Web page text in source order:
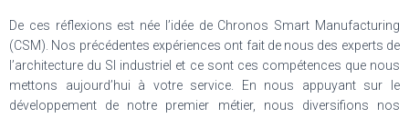
De ces réflexions est née l’idée de Chronos Smart Manufacturing
(CSM). Nos précédentes expériences ont fait de nous des experts de
l’architecture du SI industriel et ce sont ces compétences que nous
mettons aujourd’hui à votre service. En nous appuyant sur le
développement de notre premier métier, nous diversifions nos